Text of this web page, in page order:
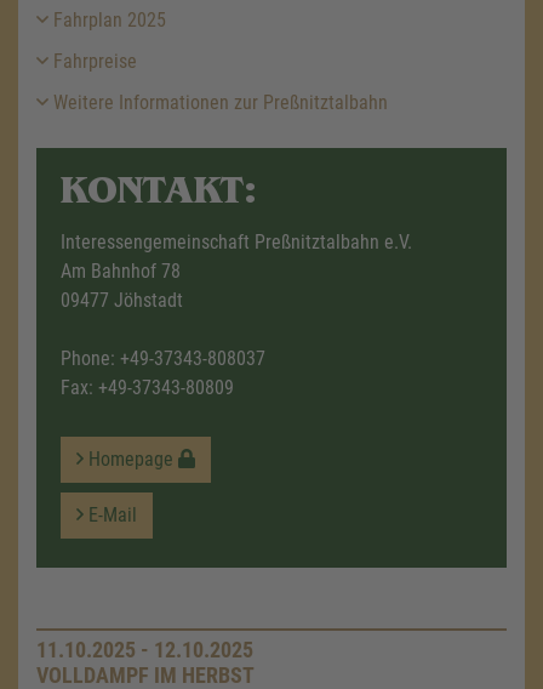
Fahrplan 2025
Fahrpreise
Weitere Informationen zur Preßnitztalbahn
KONTAKT:
Interessengemeinschaft Preßnitztalbahn e.V.
Am Bahnhof 78
09477 Jöhstadt
Phone: +49-37343-808037
Fax: +49-37343-80809
Homepage
E-Mail
11.10.2025 - 12.10.2025
VOLLDAMPF IM HERBST